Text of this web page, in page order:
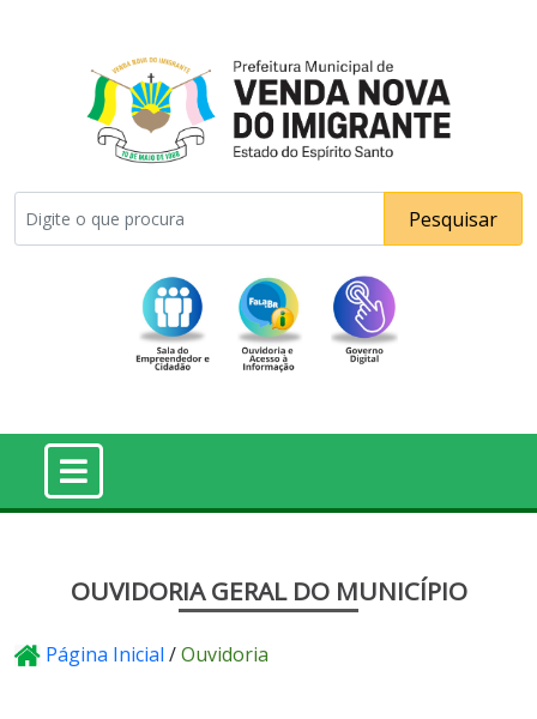
Pesquisar
OUVIDORIA GERAL DO MUNICÍPIO
Página Inicial /Ouvidoria